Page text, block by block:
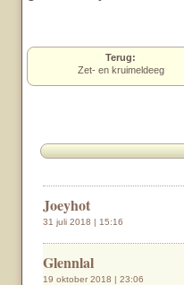
Terug:
Zet- en kruimeldeeg
Joeyhot
31 juli 2018 | 15:16
Glennlal
19 oktober 2018 | 23:06